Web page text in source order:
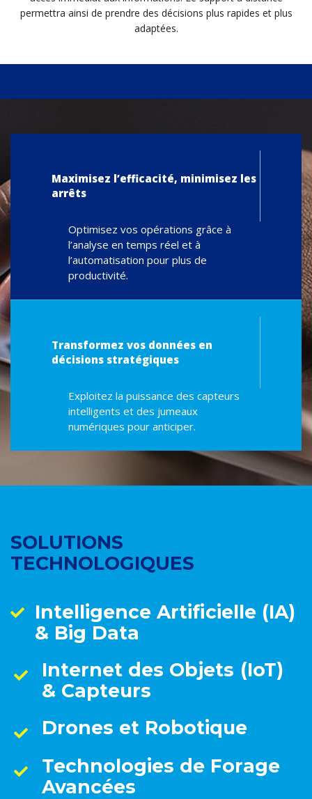
permettra ainsi de prendre des décisions plus rapides et plus
adaptées.
Maximisez l’efficacité, minimisez les
arrêts
Optimisez vos opérations grâce à
l’analyse en temps réel et à
l’automatisation pour plus de
productivité.
Transformez vos données en
décisions stratégiques
Exploitez la puissance des capteurs
intelligents et des jumeaux
numériques pour anticiper.
SOLUTIONS
TECHNOLOGIQUES
Intelligence Artificielle (IA)
& Big Data
Internet des Objets (IoT)
& Capteurs
Drones et Robotique
Technologies de Forage
Avancées